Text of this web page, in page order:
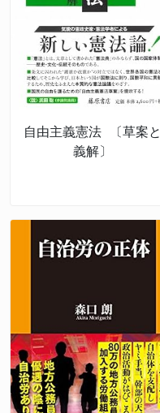
自由主義憲法 〔草案と
義解〕